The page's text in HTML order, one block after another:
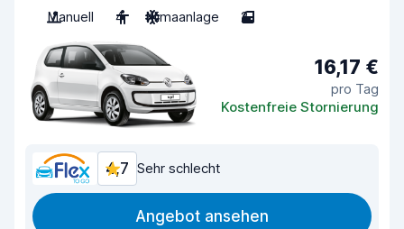
Manuell
4 Klimaanlage 2
16,17 €
pro Tag
Kostenfreie Stornierung
4,7 Sehr schlecht
Angebot ansehen